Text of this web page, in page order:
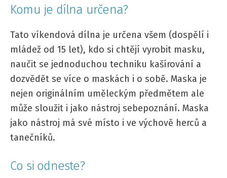
Komu je dílna určena?
Tato víkendová dílna je určena všem (dospělí i
mládež od 15 let), kdo si chtějí vyrobit masku,
naučit se jednoduchou techniku kašírování a
dozvědět se více o maskách i o sobě. Maska je
nejen originálním uměleckým předmětem ale
může sloužit i jako nástroj sebepoznání. Maska
jako nástroj má své místo i ve výchově herců a
tanečníků.
Co si odneste?